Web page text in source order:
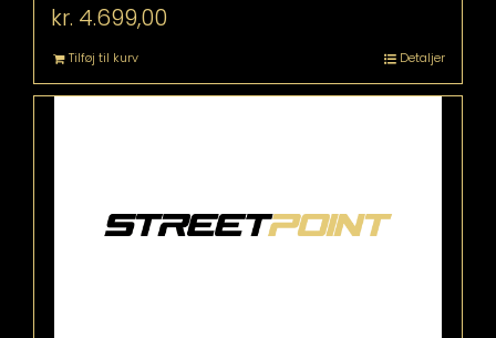
kr. 4.699,00
Tilføj til kurv Detaljer